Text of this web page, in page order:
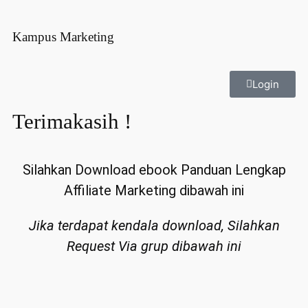
Kampus Marketing
Login
Terimakasih !
Silahkan Download ebook Panduan Lengkap
Affiliate Marketing dibawah ini
Jika terdapat kendala download, Silahkan
Request Via grup dibawah ini